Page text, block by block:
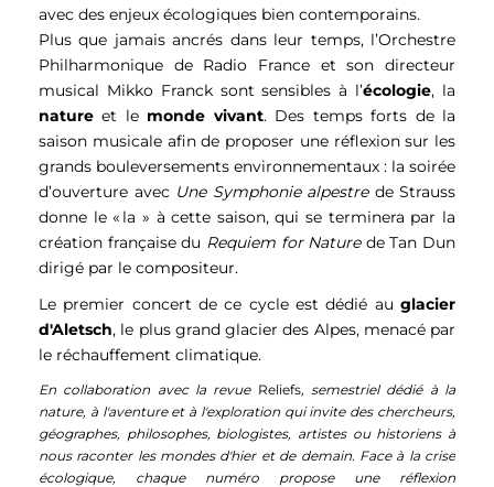
avec des enjeux écologiques bien contemporains.
Plus que jamais ancrés dans leur temps, l’Orchestre
Philharmonique de Radio France et son directeur
musical Mikko Franck sont sensibles à l’écologie, la
nature et le monde vivant. Des temps forts de la
saison musicale afin de proposer une réflexion sur les
grands bouleversements environnementaux : la soirée
d’ouverture avec Une Symphonie alpestrede Strauss
donne le « la » à cette saison, qui se terminera par la
création française du Requiem for Naturede Tan Dun
dirigé par le compositeur.
Le premier concert de ce cycle est dédié au glacier
d'Aletsch, le plus grand glacier des Alpes, menacé par
le réchauffement climatique.
En collaboration avec la revue Reliefs, semestriel dédié à la
nature, à l'aventure et à l'exploration qui invite des chercheurs,
géographes, philosophes, biologistes, artistes ou historiens à
nous raconter les mondes d'hier et de demain. Face à la crise
écologique, chaque numéro propose une réflexion